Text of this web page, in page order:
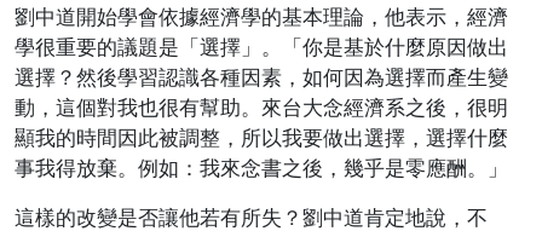
劉中道開始學會依據經濟學的基本理論，他表示，經濟
學很重要的議題是「選擇」。「你是基於什麼原因做出
選擇？然後學習認識各種因素，如何因為選擇而產生變
動，這個對我也很有幫助。來台大念經濟系之後，很明
顯我的時間因此被調整，所以我要做出選擇，選擇什麼
事我得放棄。例如：我來念書之後，幾乎是零應酬。」
這樣的改變是否讓他若有所失？劉中道肯定地說，不